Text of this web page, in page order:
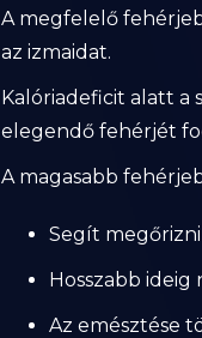
A megfelelő
az izmaidat.
Kalóriadeficit alatt a
elegendő fehérjét
A magasabb
Segít
Hosszabb
Az emésztése